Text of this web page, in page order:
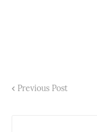
Previous Post